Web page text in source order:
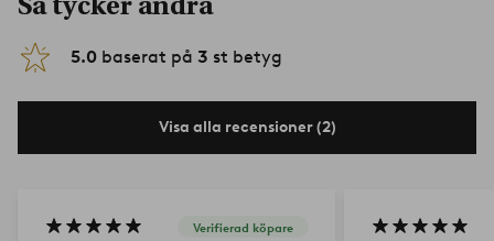
5.0 baserat på 3 st betyg
Visa alla recensioner (2)
Verifierad köpare